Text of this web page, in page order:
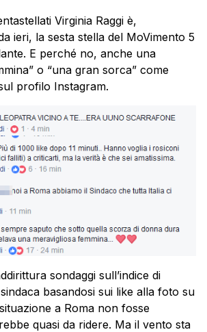
Virginia Raggi è,
ieri, la sesta stella del MoVimento 5
E perché no, anche una
o “una gran sorca” come
profilo Instagram.
sondaggi sull’indice di
basandosi sui like alla foto su
a Roma non fosse
quasi da ridere. Ma il vento sta